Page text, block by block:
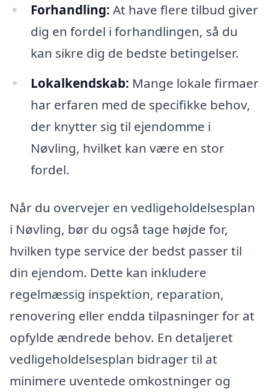
Forhandling: At have flere tilbud giver
dig en fordel i forhandlingen, så du
kan sikre dig de bedste betingelser.
Lokalkendskab: Mange lokale firmaer
har erfaren med de specifikke behov,
der knytter sig til ejendomme i
Nøvling, hvilket kan være en stor
fordel.
Når du overvejer en vedligeholdelsesplan
i Nøvling, bør du også tage højde for,
hvilken type service der bedst passer til
din ejendom. Dette kan inkludere
regelmæssig inspektion, reparation,
renovering eller endda tilpasninger for at
opfylde ændrede behov. En detaljeret
vedligeholdelsesplan bidrager til at
minimere uventede omkostninger og